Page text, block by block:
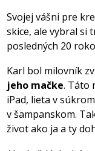
Svojej vášni pre
skice, ale vybral si
posledných 20
Karl bol milovník
jeho mačke. Táto
iPad, lieta v
v šampanskom.
život ako ja a ty